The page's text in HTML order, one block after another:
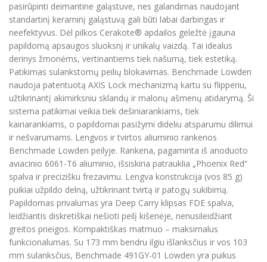
pasirūpinti deimantine galąstuve, nes galandimas naudojant
standartinį keraminį galąstuvą gali būti labai darbingas ir
neefektyvus. Dėl pilkos Cerakote® apdailos geležtė įgauna
papildomą apsaugos sluoksnį ir unikalų vaizdą. Tai idealus
derinys žmonėms, vertinantiems tiek našumą, tiek estetiką.
Patikimas sulankstomų peilių blokavimas. Benchmade Lowden
naudoja patentuotą AXIS Lock mechanizmą kartu su flipperiu,
užtikrinantį akimirksniu sklandų ir malonų ašmenų atidarymą. Ši
sistema patikimai veikia tiek dešiniarankiams, tiek
kairiarankiams, o papildomai pasižymi dideliu atsparumu dilimui
ir nešvarumams. Lengvos ir tvirtos aliuminio rankenos
Benchmade Lowden peilyje. Rankena, pagaminta iš anoduoto
aviacinio 6061-T6 aliuminio, išsiskiria patrauklia „Phoenix Red“
spalva ir precizišku frezavimu. Lengva konstrukcija (vos 85 g)
puikiai užpildo delną, užtikrinant tvirtą ir patogų sukibimą.
Papildomas privalumas yra Deep Carry klipsas FDE spalva,
leidžiantis diskretiškai nešioti peilį kišenėje, nenusileidžiant
greitos prieigos. Kompaktiškas matmuo – maksimalus
funkcionalumas. Su 173 mm bendru ilgiu išlanksčius ir vos 103
mm sulanksčius, Benchmade 491GY-01 Lowden yra puikus